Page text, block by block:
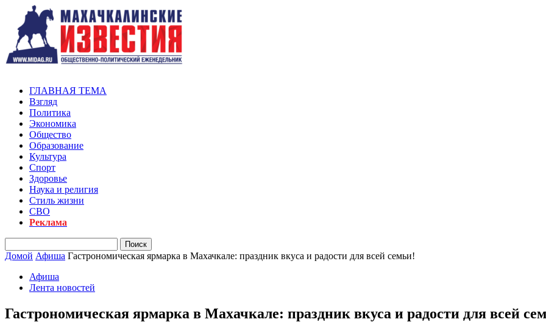
ГЛАВНАЯ ТЕМА
Взгляд
Политика
Экономика
Общество
Образование
Культура
Спорт
Здоровье
Наука и религия
Стиль жизни
СВО
Реклама
Домой Афиша Гастрономическая ярмарка в Махачкале: праздник вкуса и радости для всей семьи!
Афиша
Лента новостей
Гастрономическая ярмарка в Махачкале: праздник вкуса и радости для всей